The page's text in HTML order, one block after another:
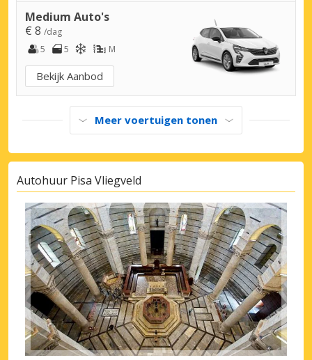
Medium Auto's
€ 8 /dag
5
5 M
Bekijk Aanbod
Meer voertuigen tonen
Autohuur Pisa Vliegveld